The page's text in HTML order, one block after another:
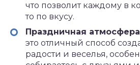
что позволит каждому в
то по вкусу.
Праздничная
это отличный способ
радости и веселья,